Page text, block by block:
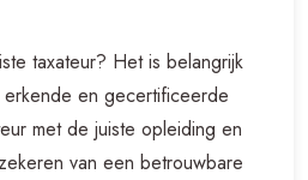
taxateur? Het is belangrijk
en gecertificeerde
met de juiste opleiding en
van een betrouwbare